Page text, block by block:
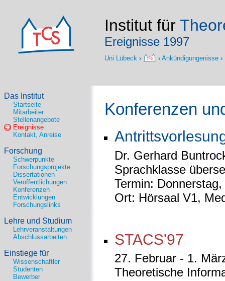
Institut für
Ereignisse 1997
Uni Lübeck › › Ankündigungenisse ›
Das Institut
Startseite
Mitarbeiter
Stellenangebote
Ereignisse
Kontakt, Anreise
Forschung
Schwerpunkte
Forschungsprojekte
Dissertationen
Veröffentlichungen
Konferenzen
Entwicklungen
Forschungslinks
Lehre und Studium
Lehrveranstaltungen
Abschlussarbeiten
Einstiege für
Wissenschaftler
Studenten
Bewerber
Konferenzen
Dr. Gerhard
Sprachklasse
Termin:
Ort: Hörsaal V1,
STACS'97
27. Februar - 1.
Theoretische